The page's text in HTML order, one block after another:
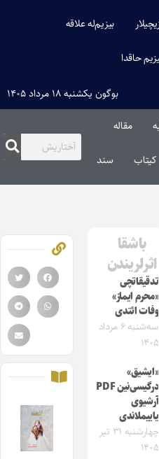
بیزیم‌له علاقه
حاقدا
بوگون یکشنبه ۱۸ مرداد ۱۴۰۵
مقاله‌
کیتاب سند
باشقا
اثرلریندن
تدقیقاتچی
«محرم ایماز»
وفات ائتدی
سه‌شنبه ۶ مرداد
۱۴۰۵
«ایشیق»
درگیسی‌نین PDF
آرشیوی
یاییملاندی
چهارشنبه ۳۱ تیر
۱۴۰۵